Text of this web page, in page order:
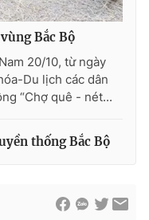
Nam
tử số 483/GP-BTTTT
355 932
Bắc Bộ
20/10, từ ngày
Du lịch các dân
“Chợ quê - nét...
thống Bắc Bộ